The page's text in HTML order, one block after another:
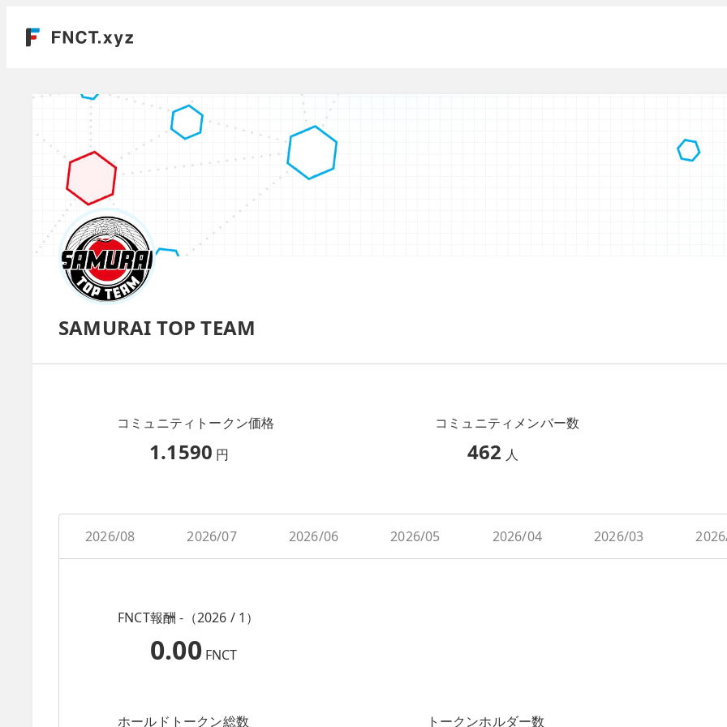
SAMURAI TOP TEAM
コミュニティトークン価格
1.1590 円
コミュニティメンバー数
462 人
2026/08 2026/07 2026/06 2026/05 2026/04 2026/03
FNCT報酬 -（2026 / 1）
0.00 FNCT
ホールドトークン総数 トークンホルダー数